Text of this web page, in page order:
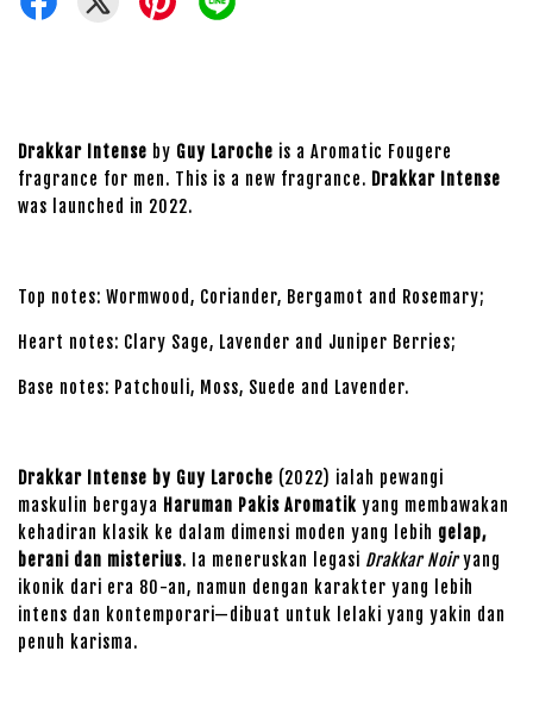
Drakkar Intense by Guy Laroche is a Aromatic Fougere
fragrance for men. This is a new fragrance. Drakkar Intense
was launched in 2022.
Top notes: Wormwood, Coriander, Bergamot and Rosemary;
Heart notes: Clary Sage, Lavender and Juniper Berries;
Base notes: Patchouli, Moss, Suede and Lavender.
Drakkar Intense by Guy Laroche (2022) ialah pewangi
maskulin bergaya Haruman Pakis Aromatik yang membawakan
kehadiran klasik ke dalam dimensi moden yang lebih gelap,
berani dan misterius. Ia meneruskan legasi Drakkar Noiryang
ikonik dari era 80-an, namun dengan karakter yang lebih
intens dan kontemporari—dibuat untuk lelaki yang yakin dan
penuh karisma.